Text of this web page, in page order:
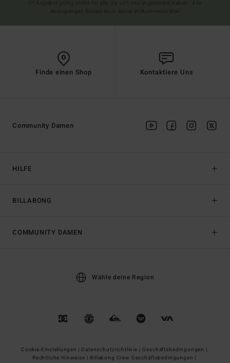
Finde einen Shop Kontaktiere Uns
HILFE
BILLABONG
Community Damen
COMMUNITY DAMEN
Wähle deine Region
Cookie-Einstellungen | Datenschutzrichtlinie | Geschäftsbedingungen |
Rechtliche Hinweise | Billabong Crew Geschäftsbedingungen |